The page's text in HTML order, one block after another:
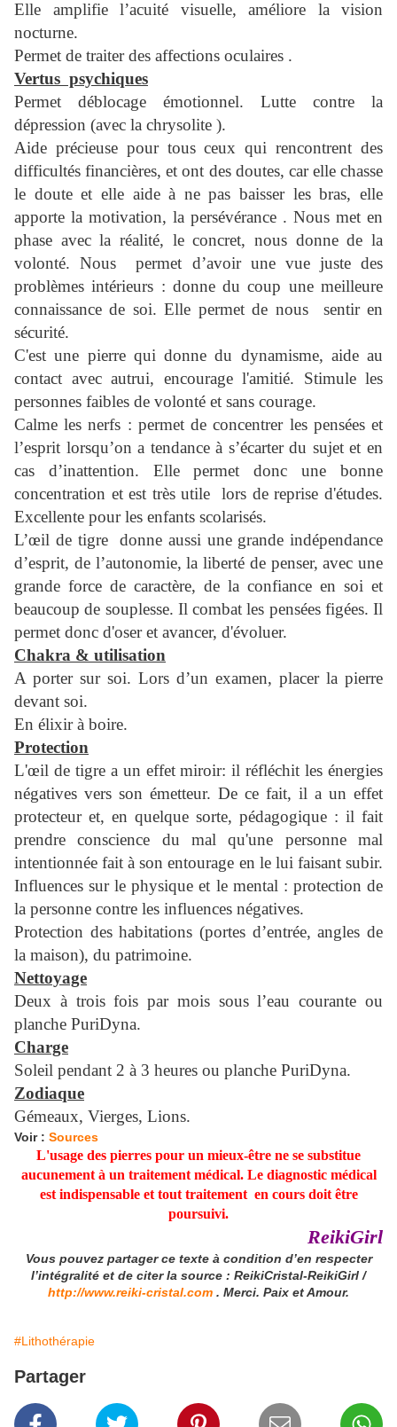
Elle amplifie l’acuité visuelle, améliore la vision
nocturne.
Permet de traiter des affections oculaires .
Vertus psychiques
Permet déblocage émotionnel. Lutte contre la
dépression (avec la chrysolite ).
Aide précieuse pour tous ceux qui rencontrent des
difficultés financières, et ont des doutes, car elle chasse
le doute et elle aide à ne pas baisser les bras, elle
apporte la motivation, la persévérance . Nous met en
phase avec la réalité, le concret, nous donne de la
volonté. Nous permet d’avoir une vue juste des
problèmes intérieurs : donne du coup une meilleure
connaissance de soi. Elle permet de nous sentir en
sécurité.
C'est une pierre qui donne du dynamisme, aide au
contact avec autrui, encourage l'amitié. Stimule les
personnes faibles de volonté et sans courage.
Calme les nerfs : permet de concentrer les pensées et
l’esprit lorsqu’on a tendance à s’écarter du sujet et en
cas d’inattention. Elle permet donc une bonne
concentration et est très utile lors de reprise d'études.
Excellente pour les enfants scolarisés.
L’œil de tigre donne aussi une grande indépendance
d’esprit, de l’autonomie, la liberté de penser, avec une
grande force de caractère, de la confiance en soi et
beaucoup de souplesse. Il combat les pensées figées. Il
permet donc d'oser et avancer, d'évoluer.
Chakra & utilisation
A porter sur soi. Lors d’un examen, placer la pierre
devant soi.
En élixir à boire.
Protection
L'œil de tigre a un effet miroir: il réfléchit les énergies
négatives vers son émetteur. De ce fait, il a un effet
protecteur et, en quelque sorte, pédagogique : il fait
prendre conscience du mal qu'une personne mal
intentionnée fait à son entourage en le lui faisant subir.
Influences sur le physique et le mental : protection de
la personne contre les influences négatives.
Protection des habitations (portes d’entrée, angles de
la maison), du patrimoine.
Nettoyage
Deux à trois fois par mois sous l’eau courante ou
planche PuriDyna.
Charge
Soleil pendant 2 à 3 heures ou planche PuriDyna.
Zodiaque
Gémeaux, Vierges, Lions.
Voir : Sources
L'usage des pierres pour un mieux-être ne se substitue
aucunement à un traitement médical. Le diagnostic médical
est indispensable et tout traitement en cours doit être
poursuivi.
ReikiGirl
Vous pouvez partager ce texte à condition d’en respecter
l’intégralité et de citer la source : ReikiCristal-ReikiGirl /
http://www.reiki-cristal.com . Merci. Paix et Amour.
#Lithothérapie
Partager